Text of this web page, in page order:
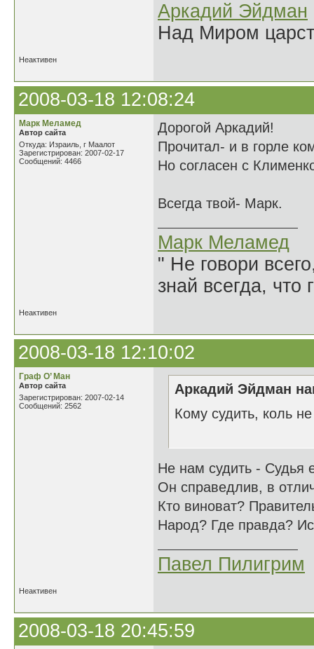
Аркадий Эйдман
Над Миром
Неактивен
2008-03-18 12:08:24
Марк Меламед
Автор сайта
Откуда: Израиль, г Маалот
Зарегистрирован: 2007-02-17
Сообщений: 4466
Дорогой Аркадий!
Прочитал- и в горле
Но согласен с
Всегда твой- Марк.
Марк Меламед
" Не говори
знай всегда, что
Неактивен
2008-03-18 12:10:02
Граф О’ Ман
Автор сайта
Зарегистрирован: 2007-02-14
Сообщений: 2562
Аркадий Эйдман
Кому судить, коль
Не нам судить - Судья
Он справедлив, в
Кто виноват?
Народ? Где правда?
Павел Пилигрим
Неактивен
2008-03-18 20:45:59